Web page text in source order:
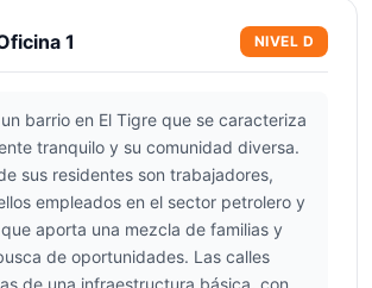
1 NIVEL D
barrio en El Tigre que se caracteriza
tranquilo y su comunidad diversa.
sus residentes son trabajadores,
empleados en el sector petrolero y
aporta una mezcla de familias y
de oportunidades. Las calles
de una infraestructura básica, con